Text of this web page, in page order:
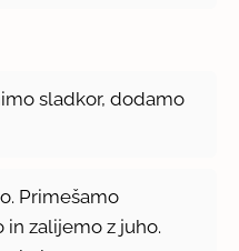
sladkor, dodamo
Primešamo
zalijemo z juho.